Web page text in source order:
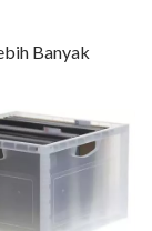
Banyak